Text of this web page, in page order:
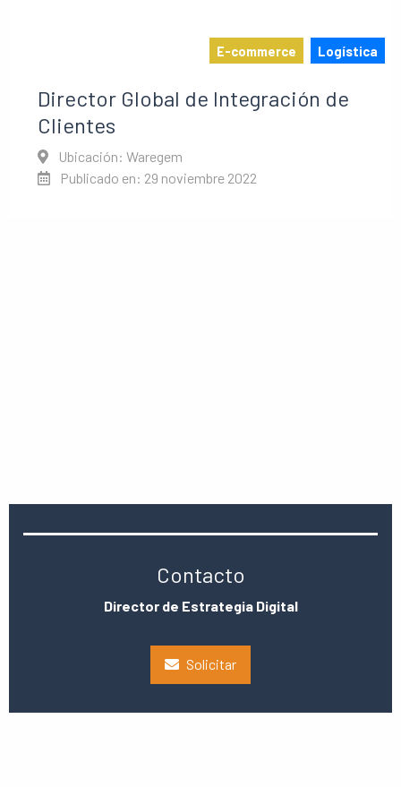
E-commerce Logística
Director Global de Integración de
Clientes
Ubicación: Waregem
Publicado en: 29 noviembre 2022
Contacto
Director de Estrategia Digital
Solicitar